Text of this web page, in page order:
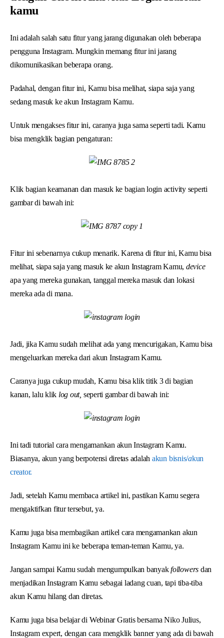
kamu
Ini adalah salah satu fitur yang jarang digunakan oleh beberapa
pengguna Instagram. Mungkin memang fitur ini jarang
dikomunikasikan beberapa orang.
Padahal, dengan fitur ini, Kamu bisa melihat, siapa saja yang
sedang masuk ke akun Instagram Kamu.
Untuk mengakses fitur ini, caranya juga sama seperti tadi. Kamu
bisa mengklik bagian pengaturan:
Klik bagian keamanan dan masuk ke bagian login activity seperti
gambar di bawah ini:
Fitur ini sebenarnya cukup menarik. Karena di fitur ini, Kamu bisa
melihat, siapa saja yang masuk ke akun Instagram Kamu, device
apa yang mereka gunakan, tanggal mereka masuk dan lokasi
mereka ada di mana.
Jadi, jika Kamu sudah melihat ada yang mencurigakan, Kamu bisa
mengeluarkan mereka dari akun Instagram Kamu.
Caranya juga cukup mudah, Kamu bisa klik titik 3 di bagian
kanan, lalu klik log out, seperti gambar di bawah ini:
Ini tadi tutorial cara mengamankan akun Instagram Kamu.
Biasanya, akun yang berpotensi diretas adalah akun bisnis/akun
creator.
Jadi, setelah Kamu membaca artikel ini, pastikan Kamu segera
mengaktifkan fitur tersebut, ya.
Kamu juga bisa membagikan artikel cara mengamankan akun
Instagram Kamu ini ke beberapa teman-teman Kamu, ya.
Jangan sampai Kamu sudah mengumpulkan banyakfollowers dan
menjadikan Instagram Kamu sebagai ladang cuan, tapi tiba-tiba
akun Kamu hilang dan diretas.
Kamu juga bisa belajar di Webinar Gratis bersama Niko Julius,
Instagram expert, dengan cara mengklik banner yang ada di bawah